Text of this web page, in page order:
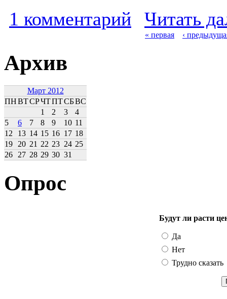
1 комментарий Читать
« первая ‹
Архив
Март 2012
ПНВТСРЧТПТСБВС
1
2 3
4
5
6 7 8 9 10 11
12
13 14 15 16 17 18
19
20 21 22 23 24 25
26
27 28 29 30 31
Опрос
Будут ли расти
Да
Нет
Трудно сказать